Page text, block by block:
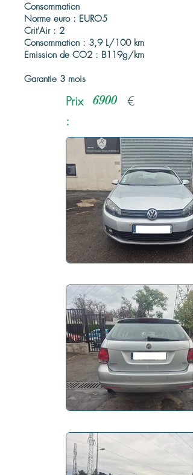
Consommation
Norme euro : EURO5
Crit'Air : 2
Consommation : 3,9 L/100 km
Emission de CO2 : B119g/km
Garantie 3 mois
Prix
:
6900 €